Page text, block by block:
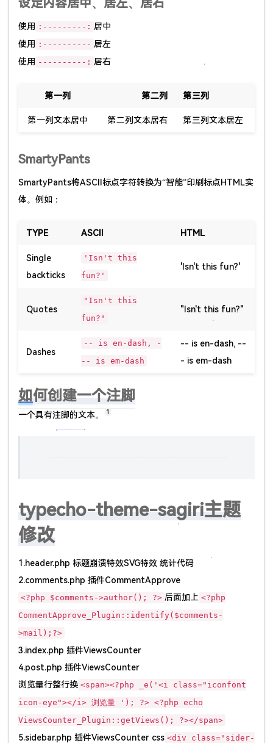
使用 :---------: 居中
使用 :---------- 居左
使用 ----------: 居右
第一列 第二列 第三列
第一列文本居中 第二列文本居右 第三列文本居左
SmartyPants
SmartyPants将ASCII标点字符转换为“智能”印刷标点HTML实
体。例如：
TYPE ASCII HTML
Single
backticks
'Isn't this
fun?'
'Isn't this fun?'
Quotes
"Isn't this
fun?"
"Isn't this fun?"
Dashes
-- is en-dash, -
-- is em-dash
-- is en-dash, --
- is em-dash
如何创建一个注脚
一个具有注脚的文本。 1
typecho-theme-sagiri主题
修改
1.header.php 标题崩溃特效SVG特效 统计代码
2.comments.php 插件CommentApprove
<?php $comments->author(); ?> 后面加上 <?php
CommentApprove_Plugin::identify($comments-
>mail);?>
3.index.php 插件ViewsCounter
4.post.php 插件ViewsCounter
浏览量行整行换 <span><?php _e('<i class="iconfont
icon-eye"></i> 浏览量 '); ?> <?php echo
ViewsCounter_Plugin::getViews(); ?></span>
5.sidebar.php 插件ViewsCounter css <div class="sider-